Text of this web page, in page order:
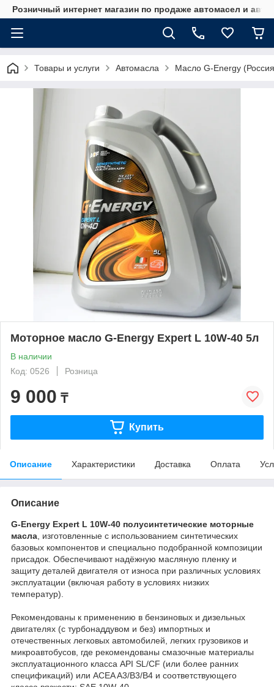
Розничный интернет магазин по продаже автомасел и
Товары и услуги Автомасла Масло G-Energy
Моторное масло G-Energy Expert L 10W-40 5л
В наличии
Код: 0526
Розница
9 000 ₸
Купить
Описание Характеристики Доставка Оплата
Описание
G-Energy Expert L 10W-40 полусинтетические моторные
масла , изготовленные с использованием синтетических
базовых компонентов и специально подобранной композиции
присадок. Обеспечивают надёжную масляную пленку и
защиту деталей двигателя от износа при различных условиях
эксплуатации (включая работу в условиях низких
температур).
Рекомендованы к применению в бензиновых и дизельных
двигателях (с турбонаддувом и без) импортных и
отечественных легковых автомобилей, легких грузовиков и
микроавтобусов, где рекомендованы смазочные материалы
эксплуатационного класса API SL/CF (или более ранних
спецификаций) или ACEA A3/B3/B4 и соответствующего